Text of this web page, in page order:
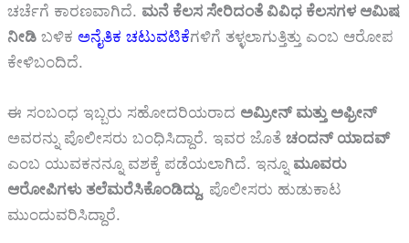
ಚರ್ಚೆಗೆ ಕಾರಣವಾಗಿದೆ. ಮನೆ ಕೆಲಸ ಸೇರಿದಂತೆ ವಿವಿಧ ಕೆಲಸಗಳ ಆಮಿಷ
ನೀಡಿ ಬಳಿಕ ಅನೈತಿಕ ಚಟುವಟಿಕೆಗಳಿಗೆ ತಳ್ಳಲಾಗುತ್ತಿತ್ತು ಎಂಬ ಆರೋಪ
ಕೇಳಿಬಂದಿದೆ.
ಈ ಸಂಬಂಧ ಇಬ್ಬರು ಸಹೋದರಿಯರಾದ ಅಮ್ರೀನ್ ಮತ್ತು ಅಫ್ರೀನ್
ಅವರನ್ನು ಪೊಲೀಸರು ಬಂಧಿಸಿದ್ದಾರೆ. ಇವರ ಜೊತೆ ಚಂದನ್ ಯಾದವ್
ಎಂಬ ಯುವಕನನ್ನೂ ವಶಕ್ಕೆ ಪಡೆಯಲಾಗಿದೆ. ಇನ್ನೂ ಮೂವರು
ಆರೋಪಿಗಳು ತಲೆಮರೆಸಿಕೊಂಡಿದ್ದು, ಪೊಲೀಸರು ಹುಡುಕಾಟ
ಮುಂದುವರಿಸಿದ್ದಾರೆ.